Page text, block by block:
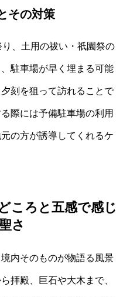
その対策
、土用の祓い・祇園祭の
駐車場が早く埋まる可能
刻を狙って訪れることで
際には予備駐車場の利用
の方が誘導してくれるケ
ころと五感で感じ
さ
内そのものが物語る風景
拝殿、巨石や大木まで、